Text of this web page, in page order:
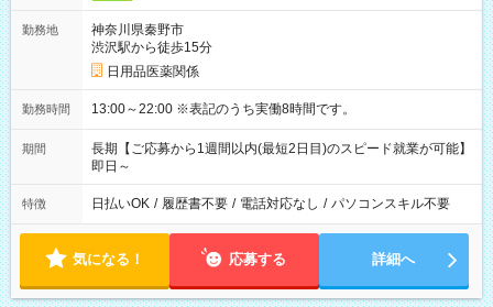
勤務地
神奈川県秦野市
渋沢駅から徒歩15分
日用品医薬関係
勤務時間 13:00～22:00 ※表記のうち実働8時間です。
期間
長期【ご応募から1週間以内(最短2日目)のスピード就業が可能】
即日～
特徴 日払いOK / 履歴書不要 / 電話対応なし / パソコンスキル不要
気になる！ 応募する 詳細へ